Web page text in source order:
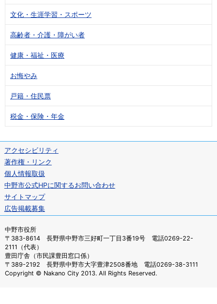
文化・生涯学習・スポーツ
高齢者・介護・障がい者
健康・福祉・医療
お悔やみ
戸籍・住民票
税金・保険・年金
アクセシビリティ
著作権・リンク
個人情報取扱
中野市公式HPに関するお問い合わせ
サイトマップ
広告掲載募集
中野市役所
〒383-8614 長野県中野市三好町一丁目3番19号 電話0269-22-
2111（代表）
豊田庁舎（市民課豊田窓口係）
〒389-2192 長野県中野市大字豊津2508番地 電話0269-38-3111
Copyright © Nakano City 2013. All Rights Reserved.